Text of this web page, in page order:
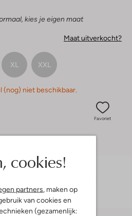
cookies!
partners, maken op
van cookies en
(gezamenlijk:
kies je eigen maat
Maat uitverkocht?
XL XXL
(nog) niet beschikbaar.
Favoriet
fit